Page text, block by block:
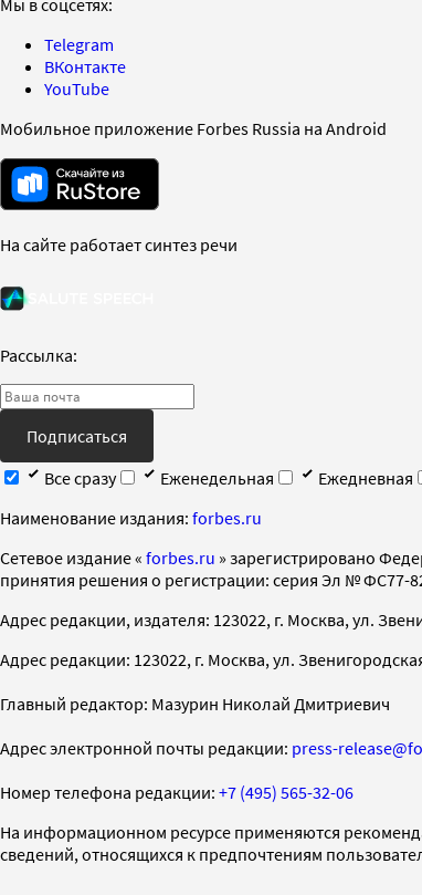
Telegram
ВКонтакте
YouTube
Мобильное приложение Forbes Russia на Android
На сайте работает синтез речи
Рассылка:
Подписаться
Все сразу
Еженедельная Ежедневная
Наименование издания: forbes.ru
Cетевое издание « forbes.ru » зарегистрировано
принятия решения о регистрации: серия Эл № ФС77-
Адрес редакции, издателя: 123022, г. Москва, ул.
Адрес редакции: 123022, г. Москва, ул.
Главный редактор: Мазурин Николай Дмитриевич
Адрес электронной почты редакции: press-
Номер телефона редакции: +7 (495) 565-32-06
На информационном ресурсе применяются
сведений, относящихся к предпочтениям